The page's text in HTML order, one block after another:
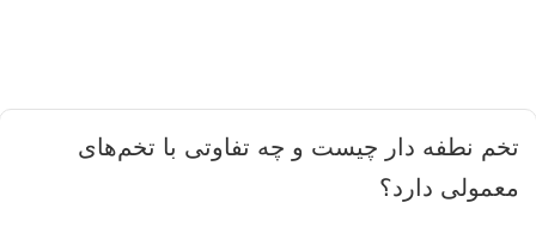
تخم نطفه دار چیست و چه تفاوتی با تخم‌های
معمولی دارد؟